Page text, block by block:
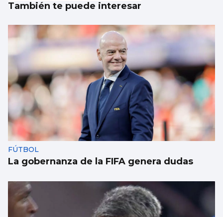
También te puede interesar
FÚTBOL
La gobernanza de la FIFA genera dudas